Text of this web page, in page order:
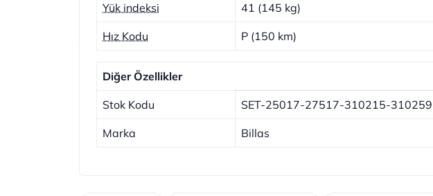
Yük indeksi 41 (145 kg)
Hız Kodu P (150 km)
Diğer Özellikler
Stok Kodu SET-25017-27517-310215-310259
Marka Billas